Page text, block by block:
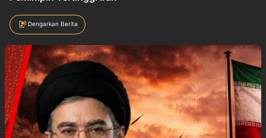
Dengarkan Berita